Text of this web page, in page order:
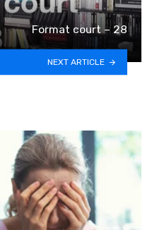
Format court – 28
NEXT ARTICLE